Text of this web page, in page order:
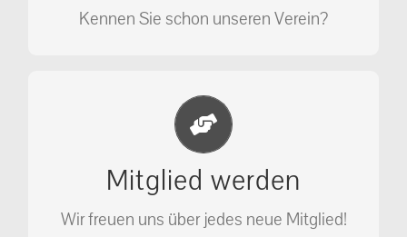
Kennen Sie schon unseren Verein?
Mitglied werden
Wir freuen uns über jedes neue Mitglied!
Jetzt Mitglied werden
Unterstützen Sie unseren Verein als
Mitglied.
MITGLIED WERDEN